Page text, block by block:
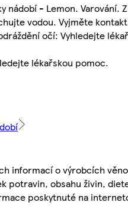
nádobí - Lemon. Varování.
vodou. Vyjměte
očí: Vyhledejte
lékařskou pomoc.
informací o výrobcích
potravin, obsahu živin,
poskytnuté na